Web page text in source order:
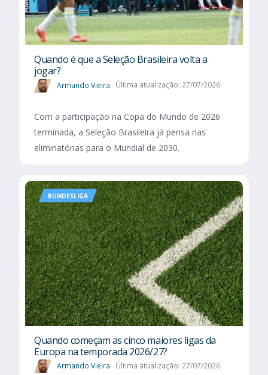
Quando é que a Seleção Brasileira volta a
jogar?
Armando Vieira Última atualização: 27/07/2026
Com a participação na Copa do Mundo de 2026
terminada, a Seleção Brasileira já pensa nas
eliminatórias para o Mundial de 2030.
BUNDESLIGA
Quando começam as cinco maiores ligas da
Europa na temporada 2026/27?
Armando Vieira Última atualização: 27/07/2026